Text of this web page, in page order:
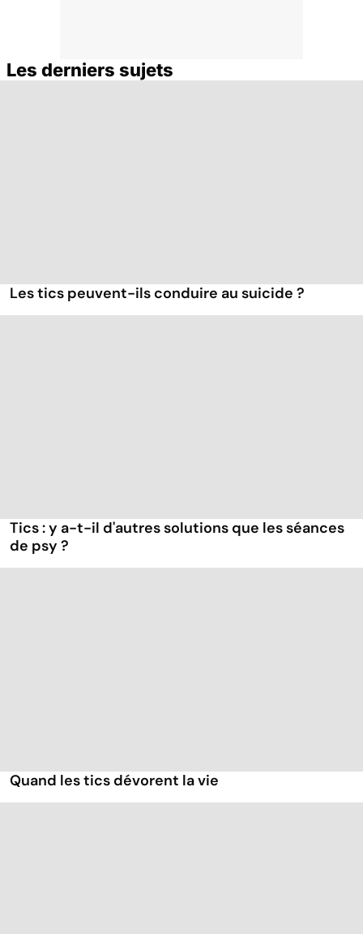
Les derniers sujets
Les tics peuvent-ils conduire au suicide ?
Tics : y a-t-il d'autres solutions que les séances
de psy ?
Quand les tics dévorent la vie